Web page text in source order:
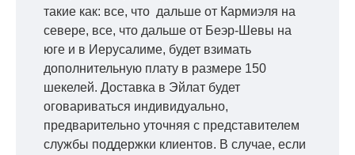
такие как: все, что дальше от Кармиэля на
севере, все, что дальше от Беэр-Шевы на
юге и в Иерусалиме, будет взимать
дополнительную плату в размере 150
шекелей. Доставка в Эйлат будет
оговариваться индивидуально,
предварительно уточняя с представителем
службы поддержки клиентов. В случае, если